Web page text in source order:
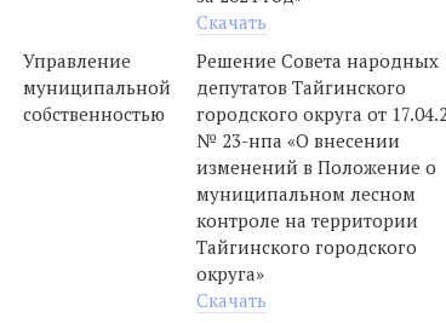
Скачать
Управление
муниципальной
собственностью
Решение Совета народных
депутатов Тайгинского
городского округа от
№ 23-нпа «О внесении
изменений в Положение о
муниципальном лесном
контроле на территории
Тайгинского городского
округа»
Скачать